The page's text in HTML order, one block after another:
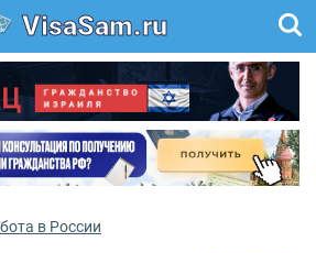
VisaSam.ru
в России